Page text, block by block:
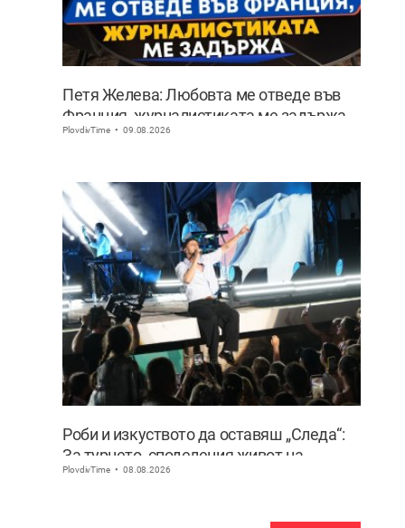
Петя Желева: Любовта ме отведе във
Франция, журналистиката ме задържа
ВИДЕО
PlovdivTime 09.08.2026
Роби и изкуството да оставяш „Следа“:
За турнето, споделения живот на
сцената и искуствения интелект
PlovdivTime 08.08.2026